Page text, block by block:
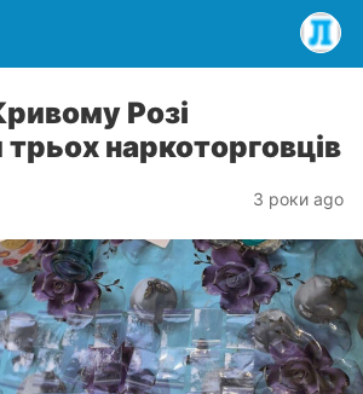
Розі
наркоторговців
3 роки ago